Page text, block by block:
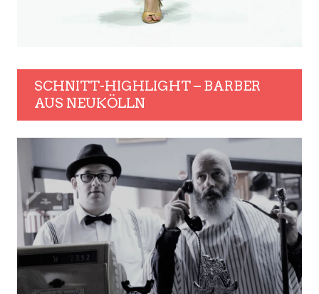
SCHNITT-HIGHLIGHT – BARBER
AUS NEUKÖLLN